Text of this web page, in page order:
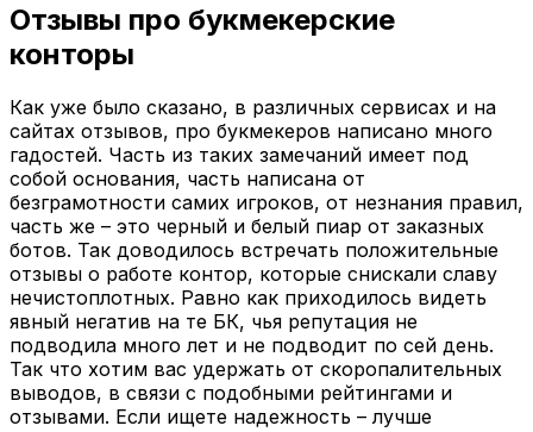
Отзывы про букмекерские
конторы
Как уже было сказано, в различных сервисах и на
сайтах отзывов, про букмекеров написано много
гадостей. Часть из таких замечаний имеет под
собой основания, часть написана от
безграмотности самих игроков, от незнания правил,
часть же – это черный и белый пиар от заказных
ботов. Так доводилось встречать положительные
отзывы о работе контор, которые снискали славу
нечистоплотных. Равно как приходилось видеть
явный негатив на те БК, чья репутация не
подводила много лет и не подводит по сей день.
Так что хотим вас удержать от скоропалительных
выводов, в связи с подобными рейтингами и
отзывами. Если ищете надежность – лучше